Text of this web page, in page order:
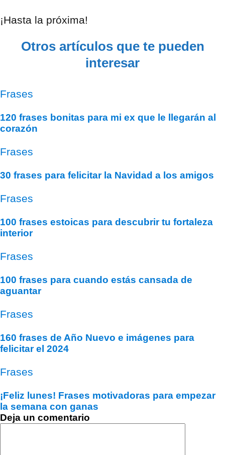
¡Hasta la próxima!
Otros artículos que te pueden
interesar
Frases
120 frases bonitas para mi ex que le llegarán al
corazón
Frases
30 frases para felicitar la Navidad a los amigos
Frases
100 frases estoicas para descubrir tu fortaleza
interior
Frases
100 frases para cuando estás cansada de
aguantar
Frases
160 frases de Año Nuevo e imágenes para
felicitar el 2024
Frases
¡Feliz lunes! Frases motivadoras para empezar
la semana con ganas
Deja un comentario